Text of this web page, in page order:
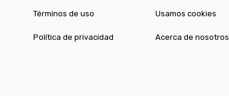
Términos de uso
Política de privacidad
Usamos cookies
Acerca de nosotros